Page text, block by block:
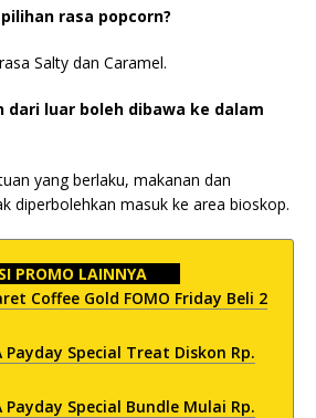
rasa popcorn?
Salty dan Caramel.
dari luar boleh dibawa ke dalam
yang berlaku, makanan dan
diperbolehkan masuk ke area bioskop.
PROMO LAINNYA
Coffee Gold FOMO Friday Beli 2
Payday Special Treat Diskon Rp.
Payday Special Bundle Mulai Rp.